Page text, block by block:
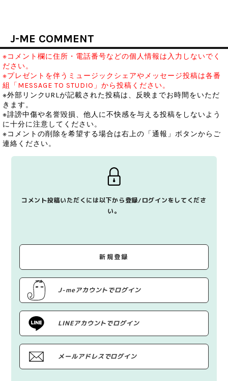
J-ME COMMENT
※コメント欄に住所・電話番号などの個人情報は入力しないでく
ださい。
※プレゼントを伴うミュージックシェアやメッセージ投稿は各番
組「MESSAGE TO STUDIO」から投稿ください。
※外部リンクURLが記載された投稿は、反映までお時間をいただ
きます。
※誹謗中傷や名誉毀損、他人に不快感を与える投稿をしないよう
に十分に注意してください。
※コメントの削除を希望する場合は右上の「通報」ボタンからご
連絡ください。
コメント投稿いただくには以下から登録/ログインをしてくださ
い。
新規登録
J-meアカウントでログイン
LINEアカウントでログイン
メールアドレスでログイン